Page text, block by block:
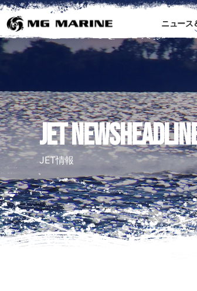
ニュース
JET
JET情報